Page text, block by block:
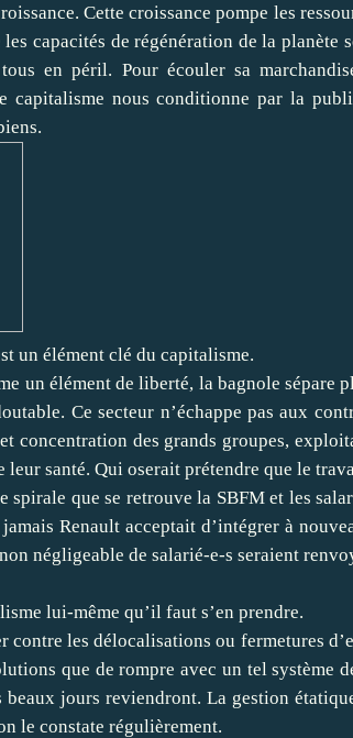
Cette croissance pompe les
capacités de régénération de la planète
en péril. Pour écouler sa
capitalisme nous conditionne par la
un élément clé du capitalisme.
un élément de liberté, la bagnole
Ce secteur n’échappe pas aux
concentration des grands groupes,
leur santé. Qui oserait prétendre que le
spirale que se retrouve la SBFM et les
Renault acceptait d’intégrer à
négligeable de salarié-e-s seraient
lui-même qu’il faut s’en prendre.
contre les délocalisations ou fermetures
que de rompre avec un tel système
beaux jours reviendront. La gestion
le constate régulièrement.